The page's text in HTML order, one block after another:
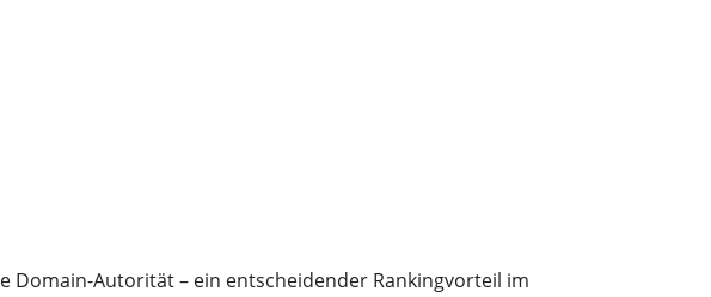
Domain-Autorität – ein entscheidender Rankingvorteil im